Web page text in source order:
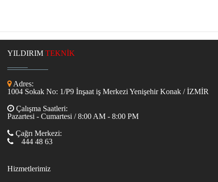
YILDIRIM TEKNİK
Adres:
1004 Sokak No: 1/P9 İnşaat iş Merkezi Yenişehir Konak / İZMİR
Çalışma Saatleri:
Pazartesi - Cumartesi / 8:00 AM - 8:00 PM
Çağrı Merkezi:
444 48 63
Hizmetlerimiz